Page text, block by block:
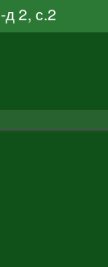
д 2, с.2